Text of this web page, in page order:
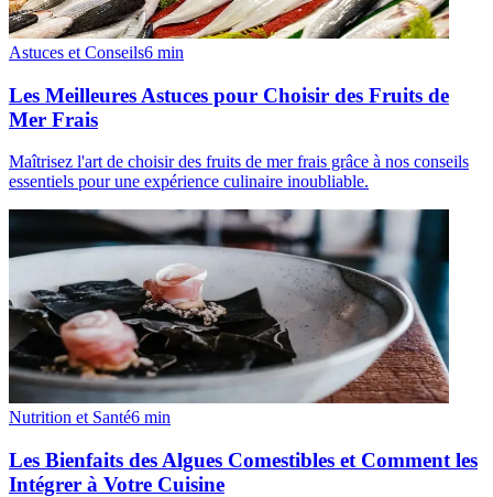
Astuces et Conseils6 min
Les Meilleures Astuces pour Choisir des Fruits de
Mer Frais
Maîtrisez l'art de choisir des fruits de mer frais grâce à nos conseils
essentiels pour une expérience culinaire inoubliable.
Nutrition et Santé6 min
Les Bienfaits des Algues Comestibles et Comment les
Intégrer à Votre Cuisine